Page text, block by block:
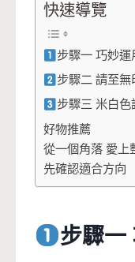
快速導覽
步驟一 巧妙運
步驟二 請至無
步驟三 米白色
好物推薦
從一個角落 愛上
先確認適合方向
步驟一